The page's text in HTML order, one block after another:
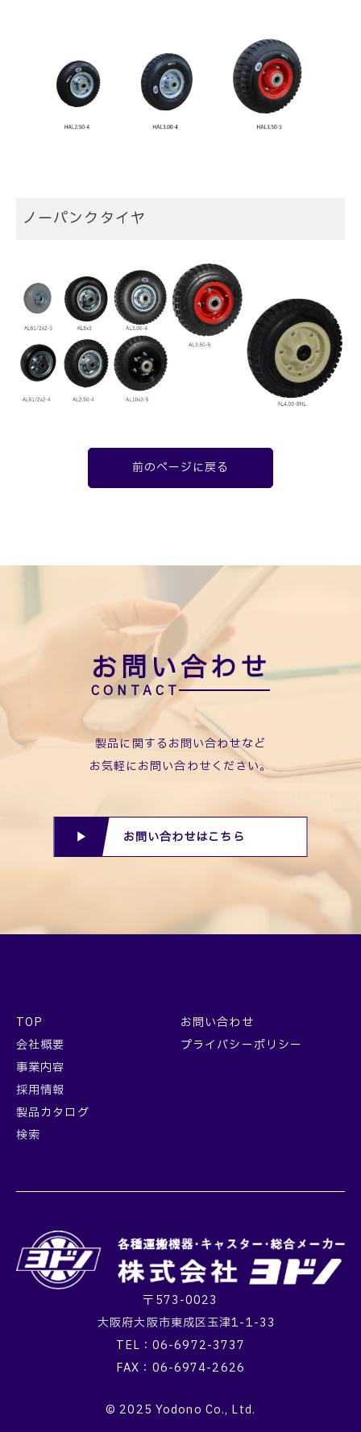
ノーパンクタイヤ
前のページに戻る
お問い合わせ
製品に関するお問い合わせなど
お気軽にお問い合わせください。
お問い合わせはこちら
TOP
会社概要
事業内容
採用情報
製品カタログ
検索
お問い合わせ
プライバシーポリシー
〒573-0023
大阪府大阪市東成区玉津1-1-33
TEL：06-6972-3737
FAX：06-6974-2626
© 2025 Yodono Co., Ltd.